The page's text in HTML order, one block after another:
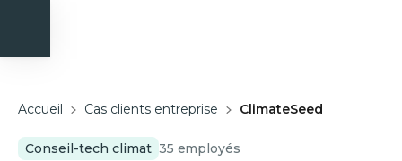
Accueil Cas clients entreprise ClimateSeed
Conseil-tech climat 35 employés